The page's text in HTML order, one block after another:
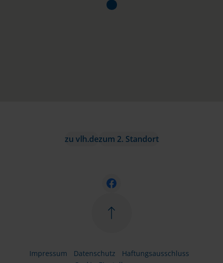
zu vlh.dezum 2. Standort
Impressum Datenschutz
Haftungsausschluss